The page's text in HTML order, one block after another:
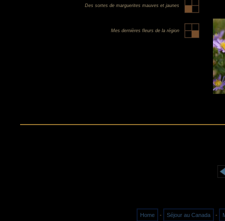
Des sortes de marguerites mauves et jaunes
Mes dernières fleurs de la région
Home - Séjour au Canada -